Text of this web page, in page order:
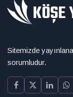
Sitemizde
sorumludur.